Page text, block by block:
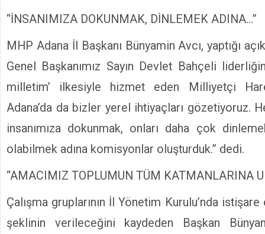
“İNSANIMIZA DOKUNMAK, DİNLEMEK ADINA…”
MHP Adana İl Başkanı Bünyamin Avcı, yaptığı
Genel Başkanımız Sayın Devlet Bahçeli
milletim’ ilkesiyle hizmet eden Milliyetçi
Adana’da da bizler yerel ihtiyaçları gözetiyoruz.
insanımıza dokunmak, onları daha çok
olabilmek adına komisyonlar oluşturduk.” dedi.
“AMACIMIZ TOPLUMUN TÜM KATMANLARINA
Çalışma gruplarının İl Yönetim Kurulu’nda
şeklinin verileceğini kaydeden Başkan